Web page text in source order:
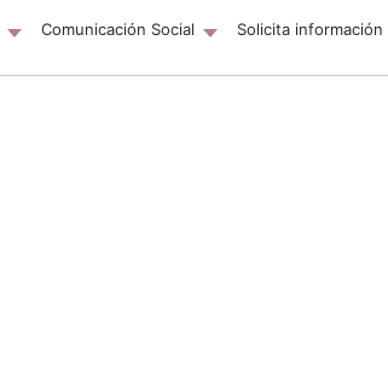
Comunicación Social Solicita información